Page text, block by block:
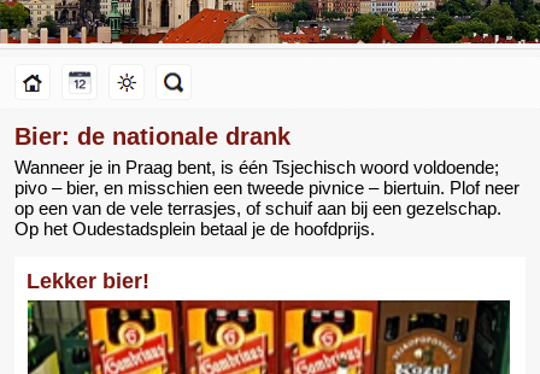
Bier: de nationale drank
Wanneer je in Praag bent, is één Tsjechisch woord voldoende;
pivo – bier, en misschien een tweede pivnice – biertuin. Plof neer
op een van de vele terrasjes, of schuif aan bij een gezelschap.
Op het Oudestadsplein betaal je de hoofdprijs.
Lekker bier!